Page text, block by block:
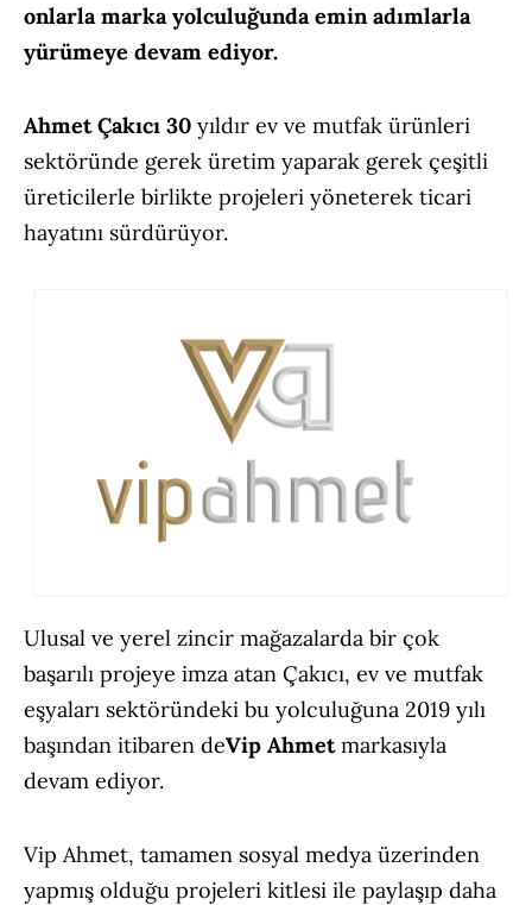
onlarla marka yolculuğunda emin adımlarla
yürümeye devam ediyor.
Ahmet Çakıcı 30 yıldır ev ve mutfak ürünleri
sektöründe gerek üretim yaparak gerek çeşitli
üreticilerle birlikte projeleri yöneterek ticari
hayatını sürdürüyor.
Ulusal ve yerel zincir mağazalarda bir çok
başarılı projeye imza atan Çakıcı, ev ve mutfak
eşyaları sektöründeki bu yolculuğuna 2019 yılı
başından itibaren deVip Ahmetmarkasıyla
devam ediyor.
Vip Ahmet, tamamen sosyal medya üzerinden
yapmış olduğu projeleri kitlesi ile paylaşıp daha